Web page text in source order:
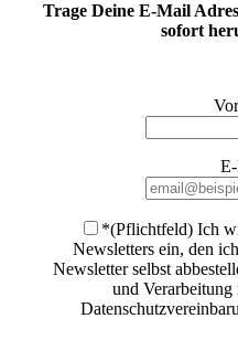
Trage Deine E-Mail
sofort
*(Pflichtfeld) Ich
Newsletters ein, den
Newsletter selbst
und Verarbeitung